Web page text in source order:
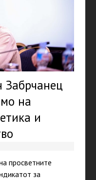
Забрчанец
на
и
просветните
за